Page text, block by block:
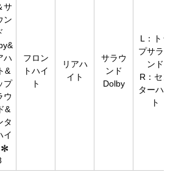
サ
ン
ハ
&
プ
ウ
&
タ
イ
フロン
トハイ
ト
リアハ
イト
サラウ
ンド
Dolby
L：トッ
プサラウ
ンド
R：セン
ターハイ
ト